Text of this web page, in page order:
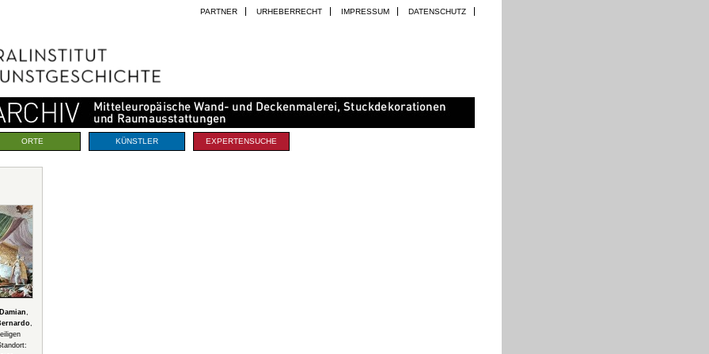
PARTNER URHEBERRECHT IMPRESSUM DATENSCHUTZ
ORTE KÜNSTLER EXPERTENSUCHE
,
,